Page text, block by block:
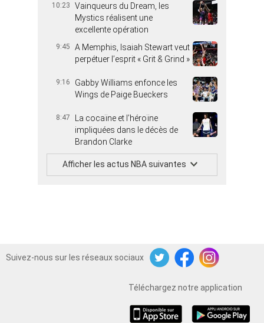
10:23
Vainqueurs du Dream, les
Mystics réalisent une
excellente opération
9:45
A Memphis, Isaiah Stewart veut
perpétuer l’esprit « Grit & Grind »
9:16
Gabby Williams enfonce les
Wings de Paige Bueckers
8:47
La cocaïne et l’héroïne
impliquées dans le décès de
Brandon Clarke
Afficher les actus NBA suivantes
Suivez-nous sur les réseaux sociaux
TwitterFacebookInstagram
Téléchargez notre application